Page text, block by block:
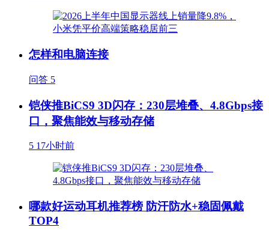
怎样和电脑连接
问答 5
铠侠推BiCS9 3D闪存：230层堆叠、4.8Gbps接
口，聚焦能效与移动存储
5 17小时前
哪款好运动耳机推荐榜 防汗防水+稳固佩戴
TOP4